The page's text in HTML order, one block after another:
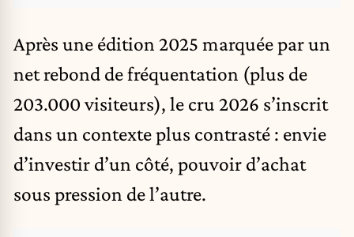
Après une édition 2025 marquée par un
net rebond de fréquentation (plus de
203.000 visiteurs), le cru 2026 s’inscrit
dans un contexte plus contrasté : envie
d’investir d’un côté, pouvoir d’achat
sous pression de l’autre.